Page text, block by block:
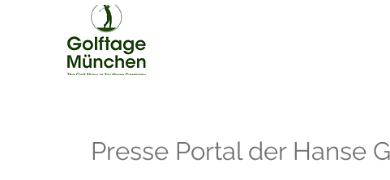
Presse Portal der Hanse